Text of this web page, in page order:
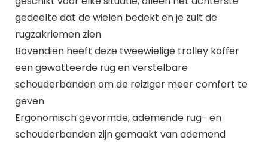
gedeelte dat de wielen bedekt en je zult de
rugzakriemen zien
Bovendien heeft deze tweewielige trolley koffer
een gewatteerde rug en verstelbare
schouderbanden om de reiziger meer comfort te
geven
Ergonomisch gevormde, ademende rug- en
schouderbanden zijn gemaakt van ademend